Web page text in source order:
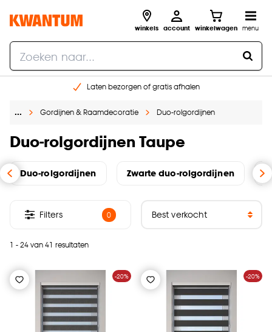
winkels account winkelwagen menu
Laten bezorgen of gratis afhalen
Gratis raam advies en opmeten aan huis
… Gordijnen & Raamdecoratie Duo-rolgordijnen
Duo-rolgordijnen Taupe
Duo-rolgordijnen Zwarte duo-rolgordijnen
1 - 24 van 41 resultaten
Filters 0
-20% -20%